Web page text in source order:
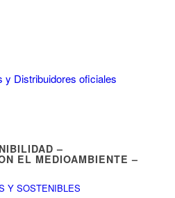
y Distribuidores oficiales
–
EL MEDIOAMBIENTE –